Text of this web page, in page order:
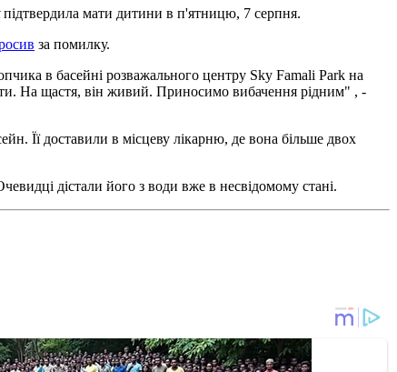
підтвердила мати дитини в п'ятницю, 7 серпня.
за помилку.
в басейні розважального центру Sky Famali Park на
На щастя, він живий. Приносимо вибачення рідним" , -
Її доставили в місцеву лікарню, де вона більше двох
дістали його з води вже в несвідомому стані.